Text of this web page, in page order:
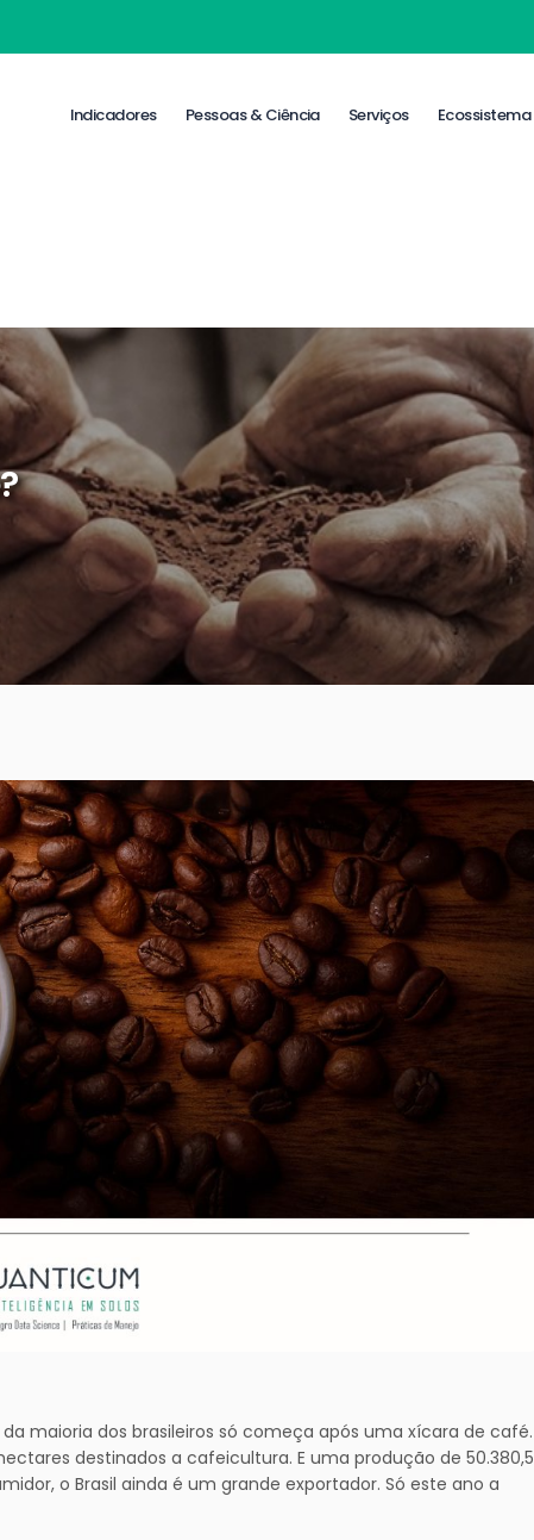
Indicadores Pessoas & Ciência Serviços Ecossistema
maioria dos brasileiros só começa após uma xícara de café.
destinados a cafeicultura. E uma produção de 50.380,5
o Brasil ainda é um grande exportador. Só este ano a